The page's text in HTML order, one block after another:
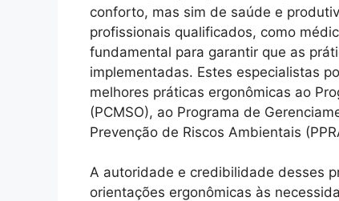
conforto, mas sim de saúde e
profissionais qualificados, como
fundamental para garantir que as
implementadas. Estes especialistas
melhores práticas ergonômicas ao
(PCMSO), ao Programa de
Prevenção de Riscos Ambientais
A autoridade e credibilidade desses
orientações ergonômicas às